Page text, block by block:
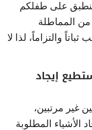
تنطبق على طفلكم
من المماطلة
والتزاماً، لذا لا
إيجاد
غير مرتبين،
الأشياء المطلوبة